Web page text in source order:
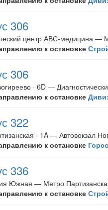
306
центр АВС-медицина —
к остановке
306
· 6D —
к остановке
322
· 1A — Автовокзал
к остановке
336
Южная — Метро
к остановке